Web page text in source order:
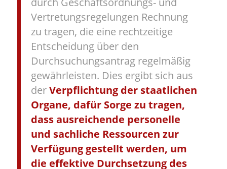
Vertretungsregelungen Rechnung
zu tragen, die eine rechtzeitige
Entscheidung über den
Durchsuchungsantrag regelmäßig
gewährleisten. Dies ergibt sich aus
derVerpflichtung der staatlichen
Organe, dafür Sorge zu tragen,
dass ausreichende personelle
und sachliche Ressourcen zur
Verfügung gestellt werden, um
die effektive Durchsetzung des